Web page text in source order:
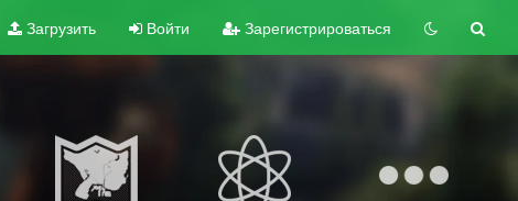
Загрузить Войти Зарегистрироваться